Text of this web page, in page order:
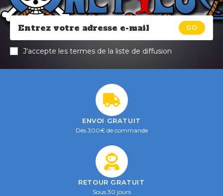
GO
J'accepte les termes de la liste de diffusion
ENVOI GRATUIT
Dès 300€ de commande
RETOUR GRATUIT
Sous 30 jours